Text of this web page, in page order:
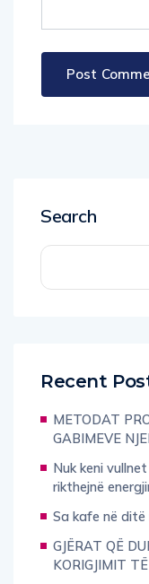
Search
Recent
METODAT
GABIMEVE
Nuk keni
rikthejnë
Sa kafe në ditë
GJËRAT QË
KORIGJIMIT